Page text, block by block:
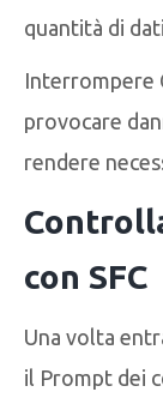
quantità di
Interrompere
provocare
rendere
con SFC
Una volta
il Prompt dei